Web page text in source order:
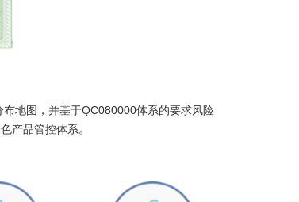
地图，并基于QC080000体系的要求风险
产品管控体系。